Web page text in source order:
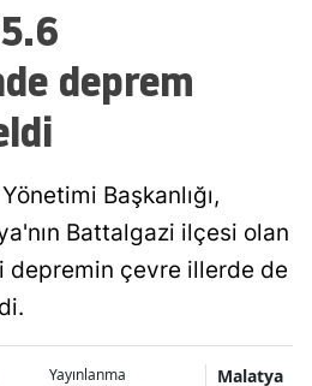
deprem
Başkanlığı,
Battalgazi ilçesi olan
depremin çevre illerde de
Yayınlanma
Malatya